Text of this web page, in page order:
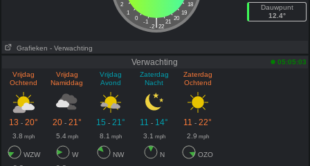
2
18
1
19
0
20
-1 21
|
-2 22
Dauwpunt
12.4°
Grafieken - Verwachting
Verwachting
05:05:03
Vrijdag
Ochtend
Vrijdag
Namiddag
Vrijdag
Avond
Zaterdag
Nacht
Zaterdag
Ochtend
13 -20° 20- 21° 15 - 21° 11 - 14° 11 -22°
3.8 mph 5.4mph 8.1 mph 3.1 mph 2.9 mph
WZW W NW N
OZO